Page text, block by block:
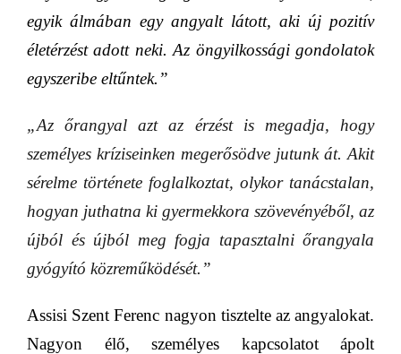
egyik álmában egy angyalt látott, aki új pozitív
életérzést adott neki. Az öngyilkossági gondolatok
egyszeribe eltűntek.”
„Az őrangyal azt az érzést is megadja, hogy
személyes kríziseinken megerősödve jutunk át. Akit
sérelme története foglalkoztat, olykor tanácstalan,
hogyan juthatna ki gyermekkora szövevényéből, az
újból és újból meg fogja tapasztalni őrangyala
gyógyító közreműködését.”
Assisi Szent Ferenc nagyon tisztelte az angyalokat.
Nagyon élő, személyes kapcsolatot ápolt